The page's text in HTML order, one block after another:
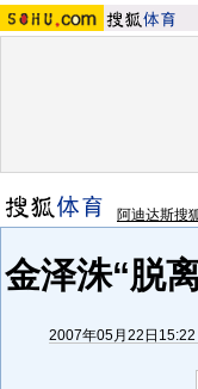
阿迪达斯搜
金泽洙“脱
2007年05月22日15:22